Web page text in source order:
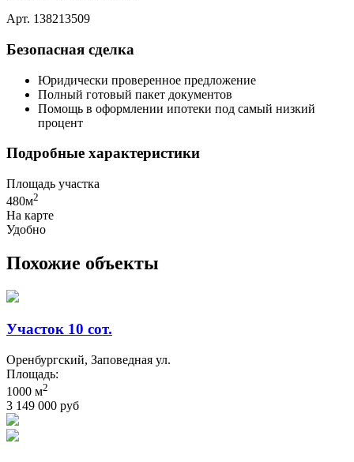
Арт. 138213509
Безопасная сделка
Юридически проверенное предложение
Полный готовый пакет документов
Помощь в оформлении ипотеки под самый низкий
процент
Подробные характеристики
Площадь участка
480м2
На карте
Удобно
Похожие объекты
Участок 10 сот.
Оренбургский, Заповедная ул.
Площадь:
1000 м2
3 149 000 руб